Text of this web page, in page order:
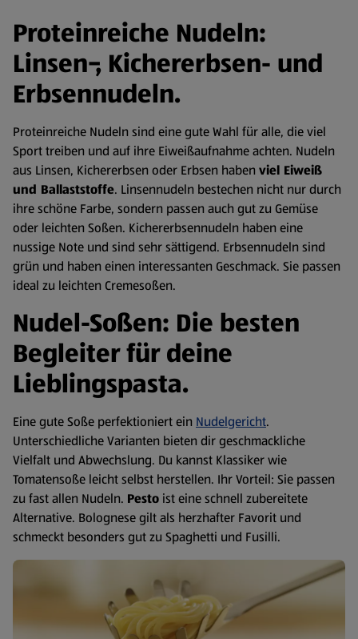
Proteinreiche Nudeln:
Linsen-, Kichererbsen- und
Erbsennudeln.
Proteinreiche Nudeln sind eine gute Wahl für alle, die viel
Sport treiben und auf ihre Eiweißaufnahme achten. Nudeln
aus Linsen, Kichererbsen oder Erbsen haben viel Eiweiß
und Ballaststoffe. Linsennudeln bestechen nicht nur durch
ihre schöne Farbe, sondern passen auch gut zu Gemüse
oder leichten Soßen. Kichererbsennudeln haben eine
nussige Note und sind sehr sättigend. Erbsennudeln sind
grün und haben einen interessanten Geschmack. Sie passen
ideal zu leichten Cremesoßen.
Nudel-Soßen: Die besten
Begleiter für deine
Lieblingspasta.
Eine gute Soße perfektioniert ein Nudelgericht.
Unterschiedliche Varianten bieten dir geschmackliche
Vielfalt und Abwechslung. Du kannst Klassiker wie
Tomatensoße leicht selbst herstellen. Ihr Vorteil: Sie passen
zu fast allen Nudeln. Pesto ist eine schnell zubereitete
Alternative. Bolognese gilt als herzhafter Favorit und
schmeckt besonders gut zu Spaghetti und Fusilli.